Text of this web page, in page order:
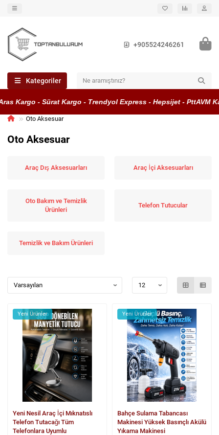
+905524246261
Kategoriler
- Sürat Kargo - Trendyol Express - Hepsijet - PttAVM Kargo
Oto Aksesuar
Oto Aksesuar
Araç Dış Aksesuarları Araç İçi Aksesuarları
Oto Bakım ve Temizlik
Ürünleri
Telefon Tutucular
Temizlik ve Bakım Ürünleri
Yeni Ürünler
Yeni Nesil Araç İçi Mıknatıslı
Telefon Tutacağı Tüm
Telefonlara Uyumlu
Yeni Ürünler
Bahçe Sulama Tabancası
Makinesi Yüksek Basınçlı Akülü
Yıkama Makinesi